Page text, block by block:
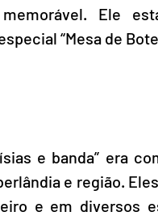
Ele
“Mesa de
e banda” era
e região.
e em diversos